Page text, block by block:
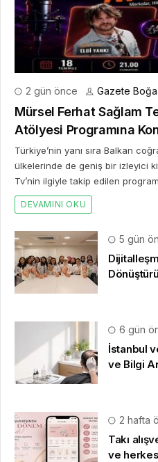
2 gün önce Gazete
Mürsel Ferhat Sağlam
Atölyesi Programına
Türkiye’nin yanı sıra Balkan
ülkelerinde de geniş bir izleyici
Tv’nin ilgiyle takip edilen
DEVAMINI OKU
5 gün
6 gün
İstanbul
ve Bilgi
2 hafta
Takı
ve